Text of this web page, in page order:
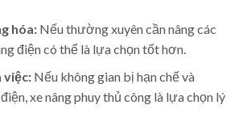
hóa:Nếu thường xuyên cần nâng các
điện có thể là lựa chọn tốt hơn.
việc:Nếu không gian bị hạn chế và
xe nâng phuy thủ công là lựa chọn lý